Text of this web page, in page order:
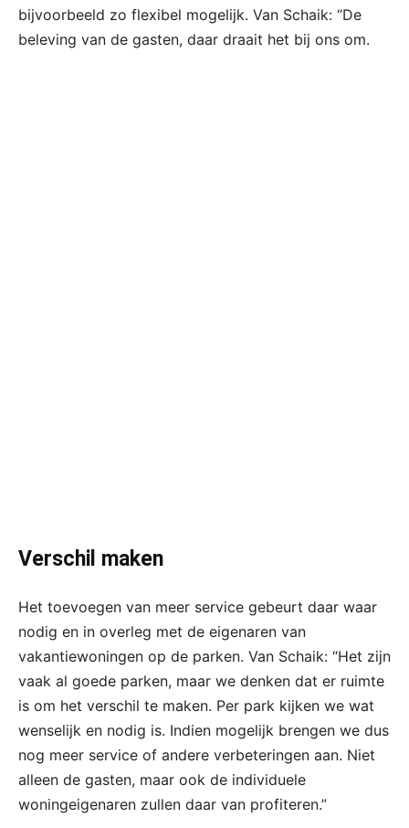
bijvoorbeeld zo flexibel mogelijk. Van Schaik: “De
beleving van de gasten, daar draait het bij ons om.
Verschil maken
Het toevoegen van meer service gebeurt daar waar
nodig en in overleg met de eigenaren van
vakantiewoningen op de parken. Van Schaik: “Het zijn
vaak al goede parken, maar we denken dat er ruimte
is om het verschil te maken. Per park kijken we wat
wenselijk en nodig is. Indien mogelijk brengen we dus
nog meer service of andere verbeteringen aan. Niet
alleen de gasten, maar ook de individuele
woningeigenaren zullen daar van profiteren.”